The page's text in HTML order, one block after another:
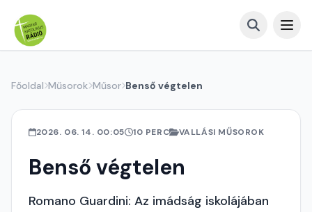
Főoldal Műsorok Műsor Benső végtelen
2026. 06. 14. 00:05 10 PERC VALLÁSI MŰSOROK
Benső végtelen
Romano Guardini: Az imádság iskolájában